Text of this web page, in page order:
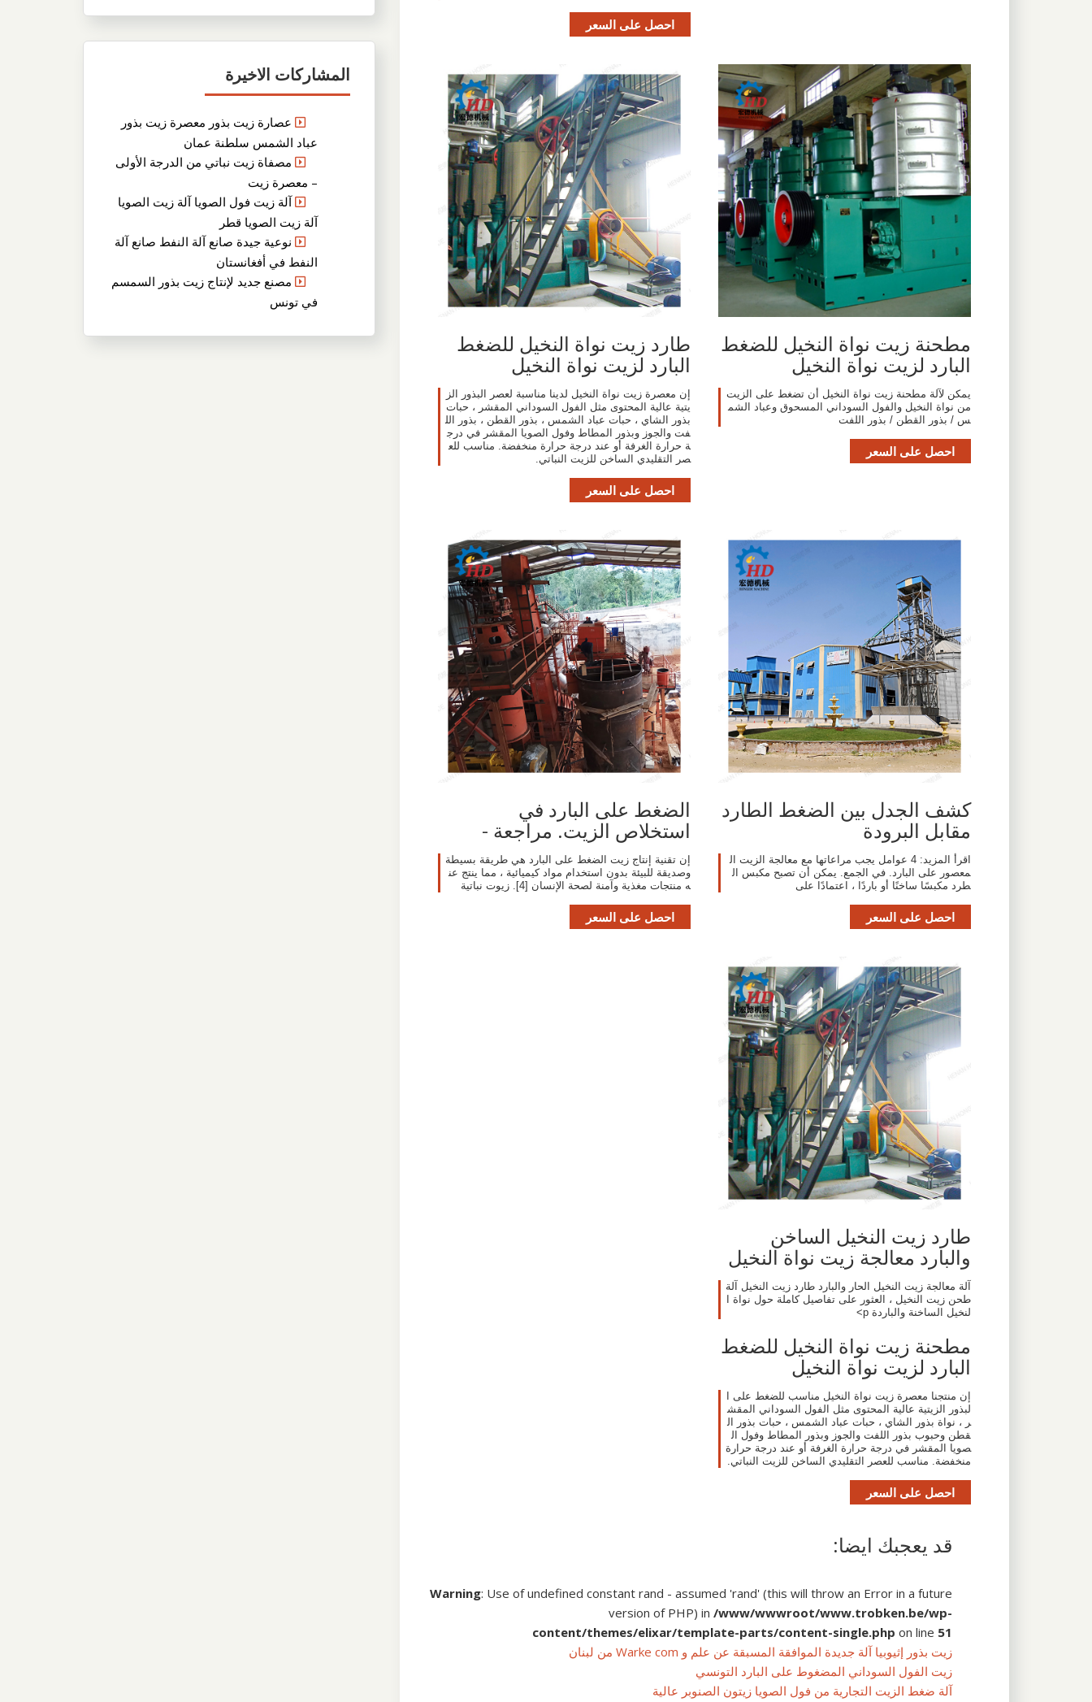
المشاركات الاخيرة
عصارة زيت بذور معصرة زيت بذور
عباد الشمس سلطنة عمان
مصفاة زيت نباتي من الدرجة الأولى
– معصرة زيت
آلة زيت فول الصويا آلة زيت الصويا
آلة زيت الصويا قطر
نوعية جيدة صانع آلة النفط صانع آلة
النفط في أفغانستان
مصنع جديد لإنتاج زيت بذور السمسم
في تونس
احصل على السعر
مطحنة زيت نواة النخيل للضغط
البارد لزيت نواة النخيل
يمكن لآلة مطحنة زيت نواة النخيل أن تضغط على الزيت
من نواة النخيل والفول السوداني المسحوق وعباد الشم
س / بذور القطن / بذور اللفت
احصل على السعر
طارد زيت نواة النخيل للضغط
البارد لزيت نواة النخيل
إن معصرة زيت نواة النخيل لدينا مناسبة لعصر البذور الز
يتية عالية المحتوى مثل الفول السوداني المقشر ، حبات
بذور الشاي ، حبات عباد الشمس ، بذور القطن ، بذور الل
فت والجوز وبذور المطاط وفول الصويا المقشر في درج
ة حرارة الغرفة أو عند درجة حرارة منخفضة. مناسب للع
صر التقليدي الساخن للزيت النباتي.
احصل على السعر
كشف الجدل بين الضغط الطارد
مقابل البرودة
اقرأ المزيد: 4 عوامل يجب مراعاتها مع معالجة الزيت ال
معصور على البارد. في الجمع. يمكن أن تصبح مكبس ال
طرد مكبسًا ساخنًا أو باردًا ، اعتمادًا على
احصل على السعر
الضغط على البارد في
استخلاص الزيت. مراجعة -
إن تقنية إنتاج زيت الضغط على البارد هي طريقة بسيطة
وصديقة للبيئة بدون استخدام مواد كيميائية ، مما ينتج عن
ه منتجات مغذية وآمنة لصحة الإنسان [4]. زيوت نباتية
احصل على السعر
طارد زيت النخيل الساخن
والبارد معالجة زيت نواة النخيل
آلة معالجة زيت النخيل الحار والبارد طارد زيت النخيل آلة
طحن زيت النخيل ، العثور على تفاصيل كاملة حول نواة ا
لنخيل الساخنة والباردة p>
مطحنة زيت نواة النخيل للضغط
البارد لزيت نواة النخيل
إن منتجنا معصرة زيت نواة النخيل مناسب للضغط على ا
لبذور الزيتية عالية المحتوى مثل الفول السوداني المقش
ر ، نواة بذور الشاي ، حبات عباد الشمس ، حبات بذور ال
قطن وحبوب بذور اللفت والجوز وبذور المطاط وفول ال
صويا المقشر في درجة حرارة الغرفة أو عند درجة حرارة
منخفضة. مناسب للعصر التقليدي الساخن للزيت النباتي.
احصل على السعر
قد يعجبك ايضا:
Warning: Use of undefined constant rand - assumed 'rand' (this will throw an Error in a future
version of PHP) in /www/wwwroot/www.trobken.be/wp-
content/themes/elixar/template-parts/content-single.php on line 51
زيت بذور إثيوبيا آلة جديدة الموافقة المسبقة عن علم و Warke com من لبنان
زيت الفول السوداني المضغوط على البارد التونسي
آلة ضغط الزيت التجارية من فول الصويا زيتون الصنوبر عالية